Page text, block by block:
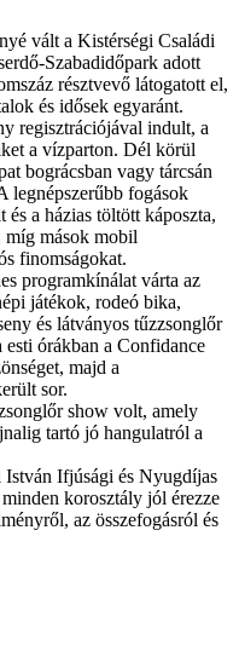
vált a Kistérségi Családi
Szabadidőpark adott
résztvevő látogatott el,
és idősek egyaránt.
regisztrációjával indult, a
a vízparton. Dél körül
bográcsban vagy tárcsán
legnépszerűbb fogások
a házias töltött káposzta,
míg mások mobil
finomságokat.
programkínálat várta az
játékok, rodeó bika,
és látványos tűzzsonglőr
esti órákban a Confidance
majd a
sor.
show volt, amely
tartó jó hangulatról a
Ifjúsági és Nyugdíjas
korosztály jól érezze
az összefogásról és